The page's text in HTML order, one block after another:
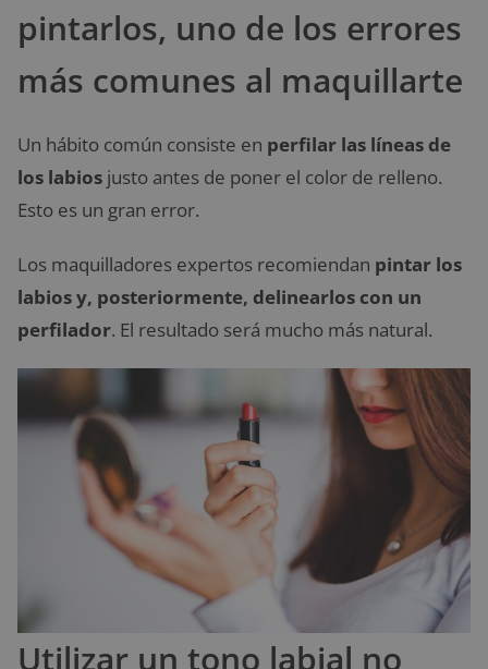
pintarlos, uno de los errores
más comunes al maquillarte
Un hábito común consiste en perfilar las líneas de
los labios justo antes de poner el color de relleno.
Esto es un gran error.
Los maquilladores expertos recomiendan pintar los
labios y, posteriormente, delinearlos con un
perfilador. El resultado será mucho más natural.
Utilizar un tono labial no